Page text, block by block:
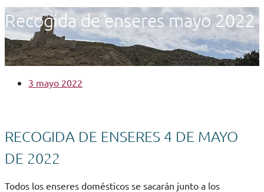
Recogida de enseres mayo 2022
3 mayo 2022
RECOGIDA DE ENSERES 4 DE MAYO
DE 2022
Todos los enseres domésticos se sacarán junto a los